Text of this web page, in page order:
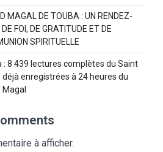
MAGAL DE TOUBA : UN RENDEZ-
FOI, DE GRATITUDE ET DE
SPIRITUELLE
: 8 439 lectures complètes du Saint
déjà enregistrées à 24 heures du
Magal
à afficher.